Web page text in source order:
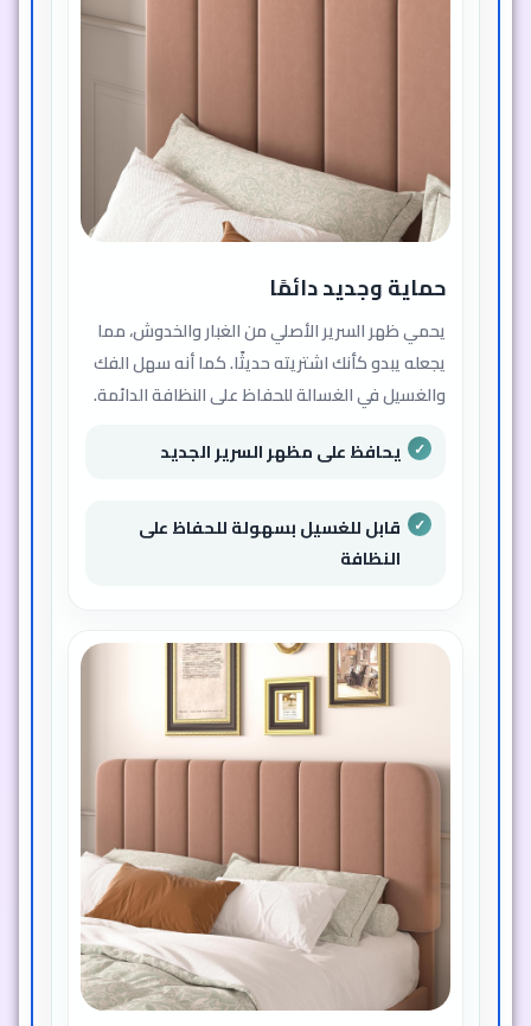
حماية وجديد دائمًا
يحمي ظهر السرير الأصلي من الغبار والخدوش، مما
يجعله يبدو كأنك اشتريته حديثًا. كما أنه سهل الفك
والغسيل في الغسالة للحفاظ على النظافة الدائمة.
يحافظ على مظهر السرير الجديد
قابل للغسيل بسهولة للحفاظ على
النظافة